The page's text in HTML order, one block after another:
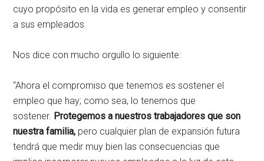
cuyo propósito en la vida es generar empleo y consentir
a sus empleados.
Nos dice con mucho orgullo lo siguiente:
“Ahora el compromiso que tenemos es sostener el
empleo que hay; como sea, lo tenemos que
sostener. Protegemos a nuestros trabajadores que son
nuestra familia, pero cualquier plan de expansión futura
tendrá que medir muy bien las consecuencias que